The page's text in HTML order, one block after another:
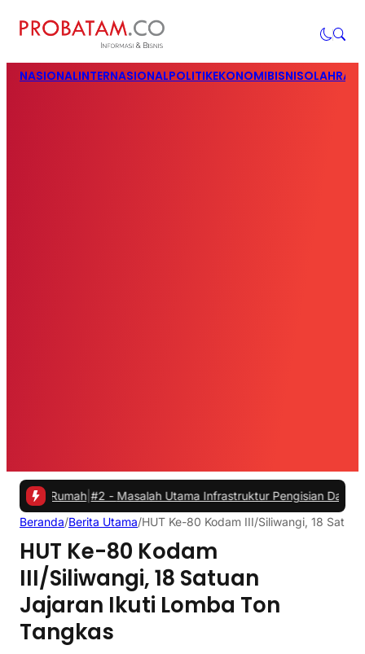
NASIONALINTERNASIONALPOLITIKEKONOMIBISNIS
#2 - Masalah Utama Infrastruktur Pengisian Daya untuk Mobil
Beranda/Berita Utama/HUT Ke-80 Kodam III/Siliwangi, 18
HUT Ke-80 Kodam
III/Siliwangi, 18 Satuan
Jajaran Ikuti Lomba Ton
Tangkas